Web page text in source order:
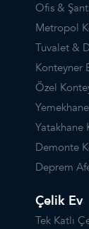
Ofis &
Metropol
Tuvalet &
Konteyner
Özel
Yatakhane
Demonte
Deprem
Çelik Ev
Tek Katlı